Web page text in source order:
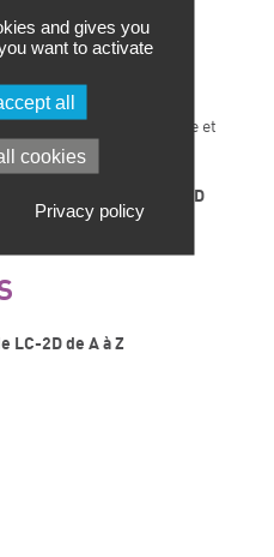
LC-2D
en cours (secteurs
chimiques, énergie et
quantitative en LC-2D
LC-2D de A à Z
and gives you
want to activate
all
cookies
Privacy policy